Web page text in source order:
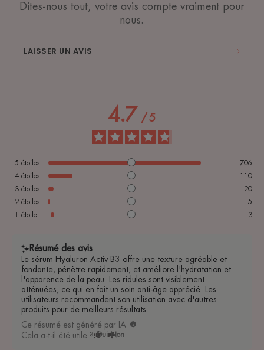
Dites-nous tout, votre avis compte vraiment pour
nous.
LAISSER UN AVIS
4.7 /5
5 étoiles
706
4 étoiles
110
3 étoiles
20
2 étoiles
5
1 étoile 13
Résumé des avis
Le sérum Hyaluron Activ B3 offre une texture agréable et
fondante, pénètre rapidement, et améliore l'hydratation et
l'apparence de la peau. Les ridules sont visiblement
atténuées, ce qui en fait un soin anti-âge apprécié. Les
utilisateurs recommandent son utilisation avec d'autres
produits pour de meilleurs résultats.
Ce résumé est généré par IA
Cela a-t-il été utile ? Oui Non